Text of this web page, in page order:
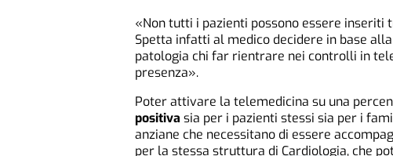
«Non tutti i pazienti possono essere inseriti
Spetta infatti al medico decidere in base
patologia chi far rientrare nei controlli in
presenza».
Poter attivare la telemedicina su una
positiva sia per i pazienti stessi sia per i
anziane che necessitano di essere
per la stessa struttura di Cardiologia, che